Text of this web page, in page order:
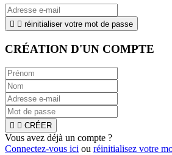
  réinitialiser votre mot de passe
CRÉATION D'UN COMPTE
  CRÉER
Vous avez déjà un compte ?
Connectez-vous ici ou réinitialisez votre